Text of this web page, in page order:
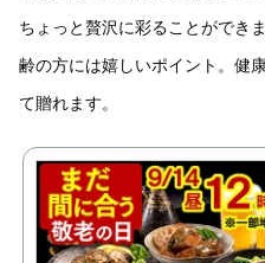
ちょっと贅沢に彩ることができ
齢の方には嬉しいポイント。健
て贈れます。